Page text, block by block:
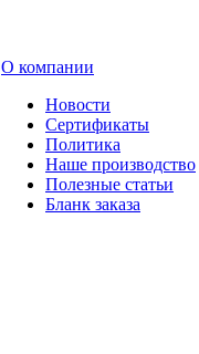
О компании
Новости
Сертификаты
Политика
Наше производство
Полезные статьи
Бланк заказа